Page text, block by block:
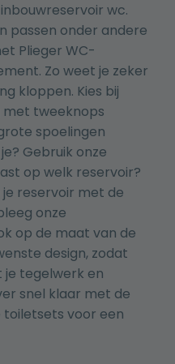
inbouwreservoir wc.
passen onder andere
Plieger WC-
Zo weet je zeker
kloppen. Kies bij
tweeknops
spoelingen
Gebruik onze
op welk reservoir?
reservoir met de
onze
op de maat van de
design, zodat
je tegelwerk en
snel klaar met de
toiletsets voor een